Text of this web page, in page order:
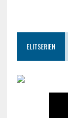
ELITSERIEN